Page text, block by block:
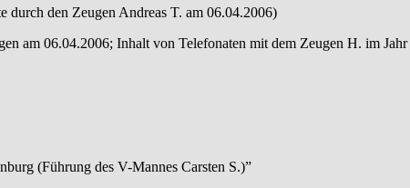
durch den Zeugen Andreas T. am 06.04.2006)
am 06.04.2006; Inhalt von Telefonaten mit dem Zeugen H. im
(Führung des V-Mannes Carsten S.)”